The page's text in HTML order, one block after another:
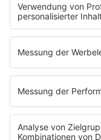
News
Highlights
Charts
EVENTS
Kontakt
Newsletter
Empfang